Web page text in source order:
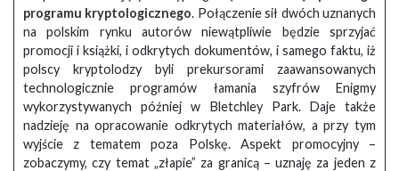
programu kryptologicznego. Połączenie sił dwóch uznanych
na polskim rynku autorów niewątpliwie będzie sprzyjać
promocji i książki, i odkrytych dokumentów, i samego faktu, iż
polscy kryptolodzy byli prekursorami zaawansowanych
technologicznie programów łamania szyfrów Enigmy
wykorzystywanych później w Bletchley Park. Daje także
nadzieję na opracowanie odkrytych materiałów, a przy tym
wyjście z tematem poza Polskę. Aspekt promocyjny –
zobaczymy, czy temat „złapie” za granicą – uznaję za jeden z